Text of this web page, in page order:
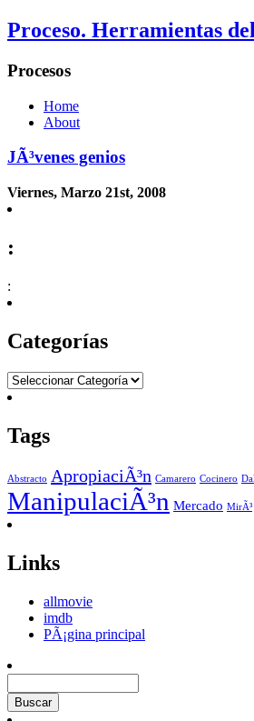
Proceso. Herramientas
Procesos
Home
About
JÃ³venes genios
Viernes, Marzo 21st, 2008
:
:
Categorías
Tags
Abstracto ApropiaciÃ³n Camarero Cocinero
ManipulaciÃ³n Mercado MirÃ³
Links
allmovie
imdb
PÃ¡gina principal